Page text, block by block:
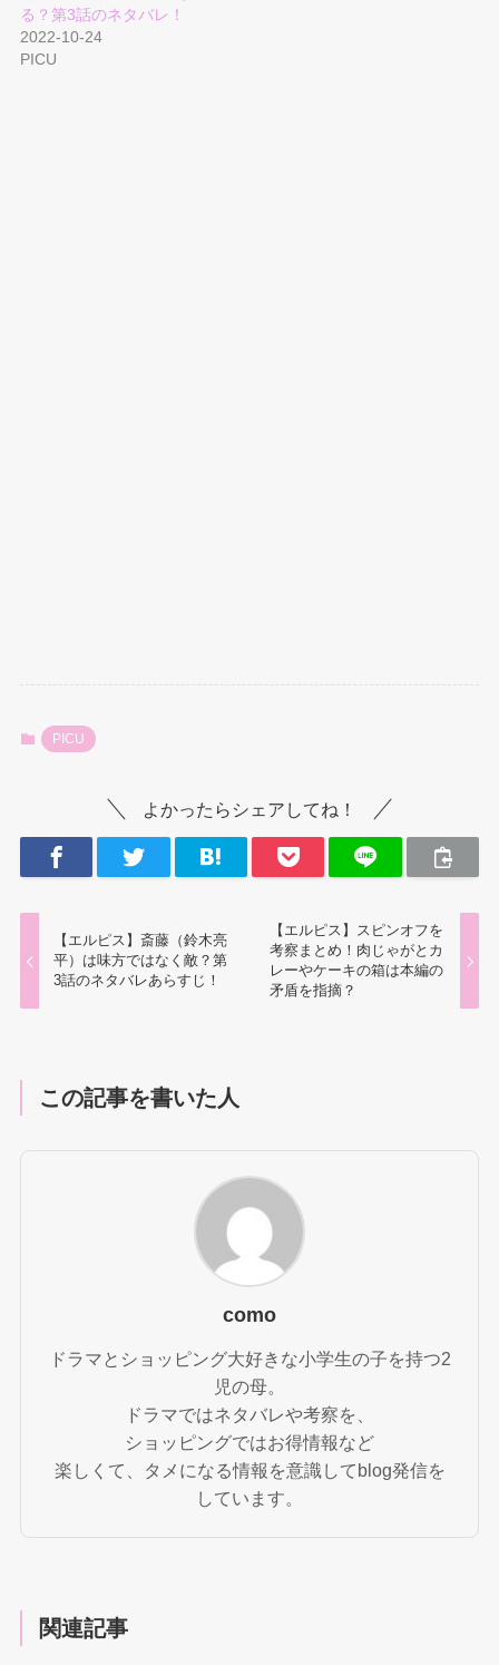
る？第3話のネタバレ！
2022-10-24
PICU
PICU
よかったらシェアしてね！
【エルピス】斎藤（鈴木亮
平）は味方ではなく敵？第
3話のネタバレあらすじ！
【エルピス】スピンオフを
考察まとめ！肉じゃがとカ
レーやケーキの箱は本編の
矛盾を指摘？
この記事を書いた人
como
ドラマとショッピング大好きな小学生の子を持つ2
児の母。
ドラマではネタバレや考察を、
ショッピングではお得情報など
楽しくて、タメになる情報を意識してblog発信を
しています。
関連記事